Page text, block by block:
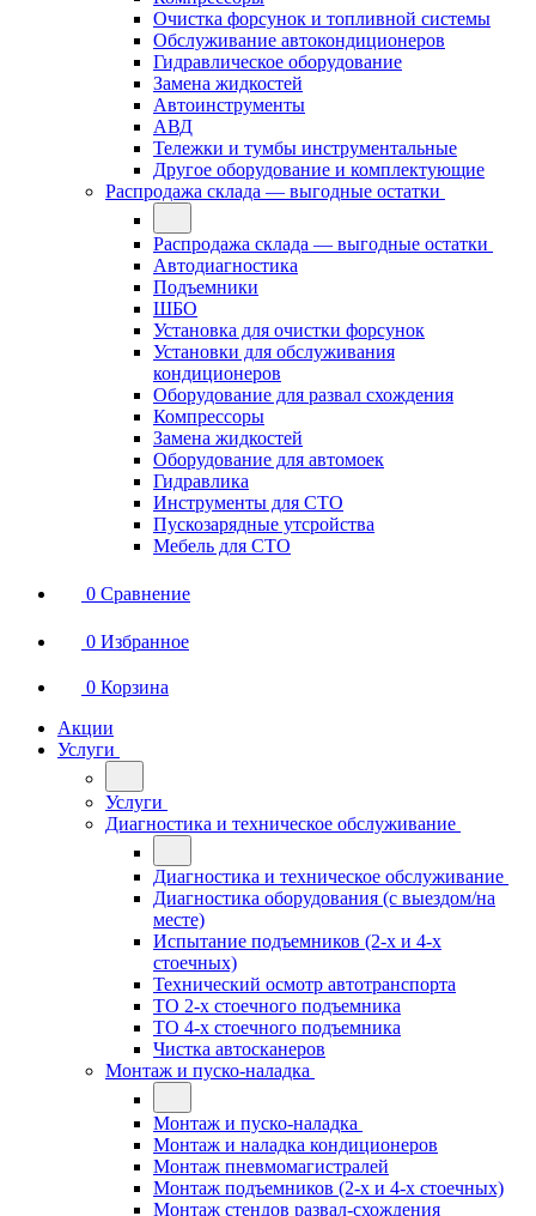
Очистка форсунок и топливной системы
Обслуживание автокондиционеров
Гидравлическое оборудование
Замена жидкостей
Автоинструменты
АВД
Тележки и тумбы инструментальные
Другое оборудование и комплектующие
Распродажа склада — выгодные остатки
Распродажа склада — выгодные остатки
Автодиагностика
Подъемники
ШБО
Установка для очистки форсунок
Установки для обслуживания
кондиционеров
Оборудование для развал схождения
Компрессоры
Замена жидкостей
Оборудование для автомоек
Гидравлика
Инструменты для СТО
Пускозарядные утсройства
Мебель для СТО
0 Сравнение
0 Избранное
0 Корзина
Акции
Услуги
Услуги
Диагностика и техническое обслуживание
Диагностика и техническое обслуживание
Диагностика оборудования (с выездом/на
месте)
Испытание подъемников (2-х и 4-х
стоечных)
Технический осмотр автотранспорта
ТО 2-х стоечного подъемника
ТО 4-х стоечного подъемника
Чистка автосканеров
Монтаж и пуско-наладка
Монтаж и пуско-наладка
Монтаж и наладка кондиционеров
Монтаж пневмомагистралей
Монтаж подъемников (2-х и 4-х стоечных)
Монтаж стендов развал-схождения